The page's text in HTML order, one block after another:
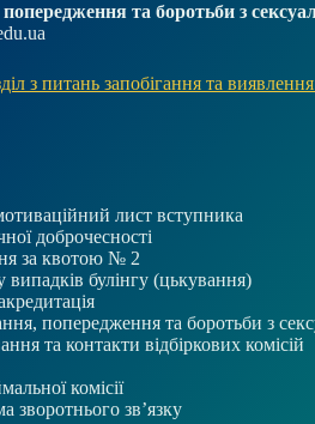
попередження та боротьби з
з питань запобігання та виявлення
лист вступника
доброчесності
за квотою № 2
випадків булінгу (цькування)
попередження та боротьби з
та контакти відбіркових комісій
комісії
зворотнього зв’язку